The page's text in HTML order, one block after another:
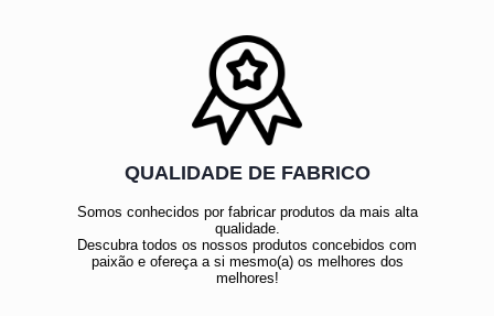
QUALIDADE DE FABRICO
Somos conhecidos por fabricar produtos da mais alta
qualidade.
Descubra todos os nossos produtos concebidos com
paixão e ofereça a si mesmo(a) os melhores dos
melhores!